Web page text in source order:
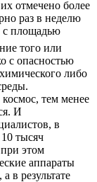
отмечено более
раз в неделю
с площадью
того или
с опасностью
либо
тем менее
И
в
тысяч
этом
аппараты
в результате